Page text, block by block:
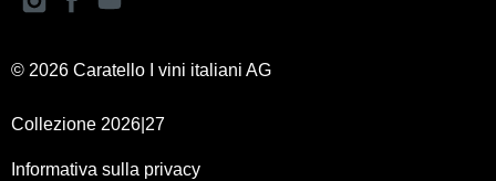
© 2026 Caratello I vini italiani AG
Collezione 2026|27
Informativa sulla privacy